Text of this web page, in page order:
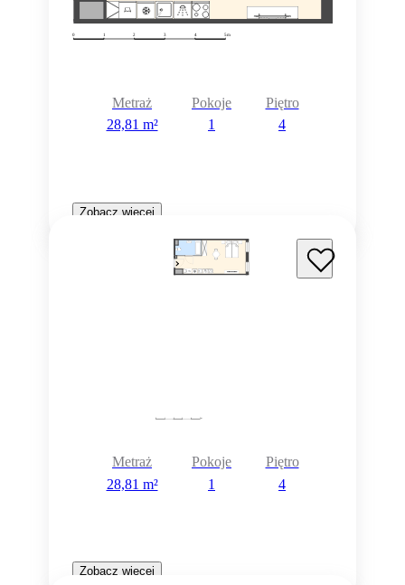
Metraż
28,81 m²
Pokoje
1
Piętro
4
Zobacz więcej
Metraż
28,81 m²
Pokoje
1
Piętro
4
Zobacz więcej